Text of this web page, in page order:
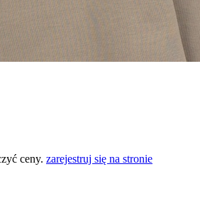
ceny. zarejestruj się na stronie